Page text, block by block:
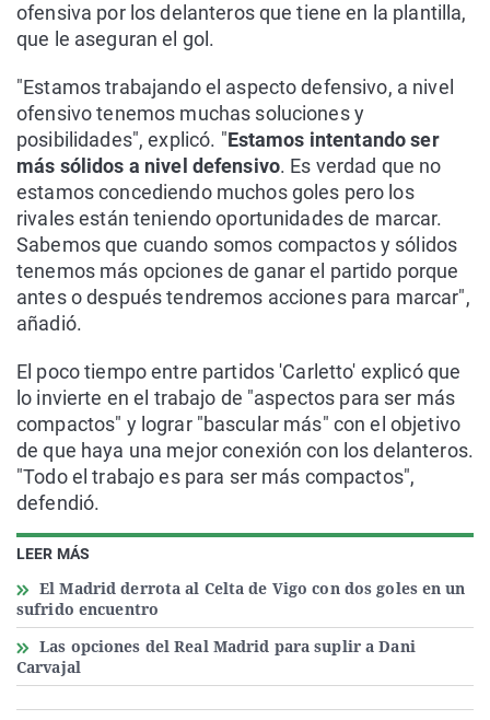
LEER MÁS
El Madrid derrota al Celta de Vigo con dos goles en un
sufrido encuentro
Las opciones del Real Madrid para suplir a Dani
Carvajal
ofensiva por los delanteros que tiene en la plantilla,
que le aseguran el gol.
"Estamos trabajando el aspecto defensivo, a nivel
ofensivo tenemos muchas soluciones y
posibilidades", explicó. "Estamos intentando ser
más sólidos a nivel defensivo. Es verdad que no
estamos concediendo muchos goles pero los
rivales están teniendo oportunidades de marcar.
Sabemos que cuando somos compactos y sólidos
tenemos más opciones de ganar el partido porque
antes o después tendremos acciones para marcar",
añadió.
El poco tiempo entre partidos 'Carletto' explicó que
lo invierte en el trabajo de "aspectos para ser más
compactos" y lograr "bascular más" con el objetivo
de que haya una mejor conexión con los delanteros.
"Todo el trabajo es para ser más compactos",
defendió.